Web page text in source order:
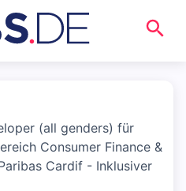
(all genders) für
Consumer Finance &
Cardif - Inklusiver